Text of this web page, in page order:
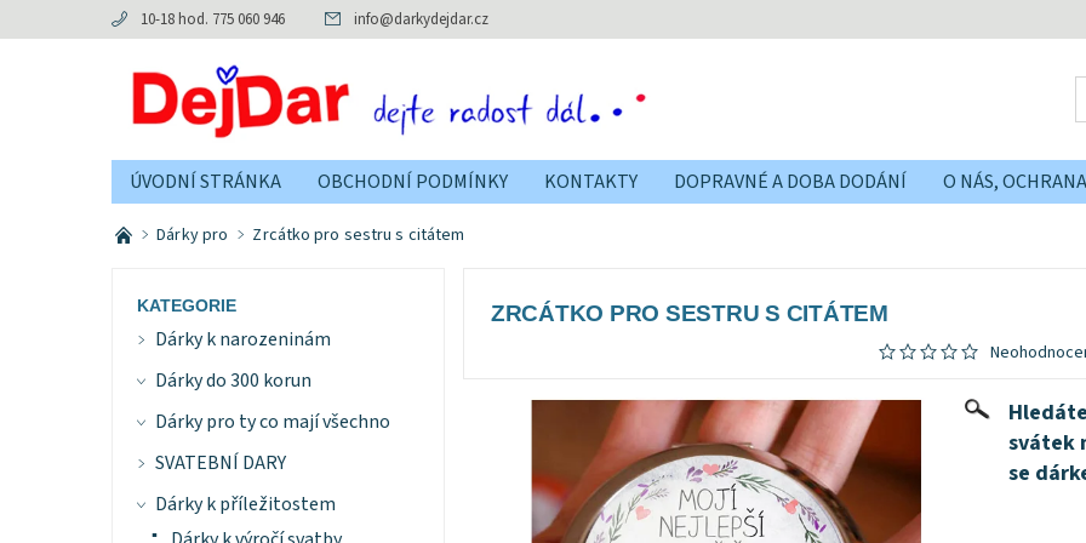
10-18 hod. 775 060 946 info@darkydejdar.cz
ÚVODNÍ STRÁNKA OBCHODNÍ PODMÍNKY KONTAKTY DOPRAVNÉ A DOBA DODÁNÍ O NÁS,
Dárky pro Zrcátko pro sestru s citátem
ZRCÁTKO PRO SESTRU S CITÁTEM
svátek
se
KATEGORIE
Dárky k narozeninám
Dárky do 300 korun
Dárky pro ty co mají všechno
SVATEBNÍ DARY
Dárky k příležitostem